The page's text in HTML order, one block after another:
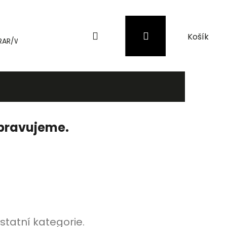
WinRAR Záložní zdroje (UPS) a přepěťové
PřihlášeníNákupní
košík
kategorie.